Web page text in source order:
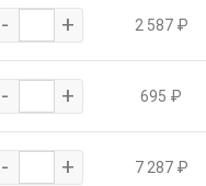
- + 2 587 ₽
- + 695 ₽
- + 7 287 ₽